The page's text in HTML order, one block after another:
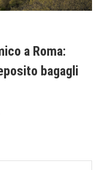
a Roma:
bagagli